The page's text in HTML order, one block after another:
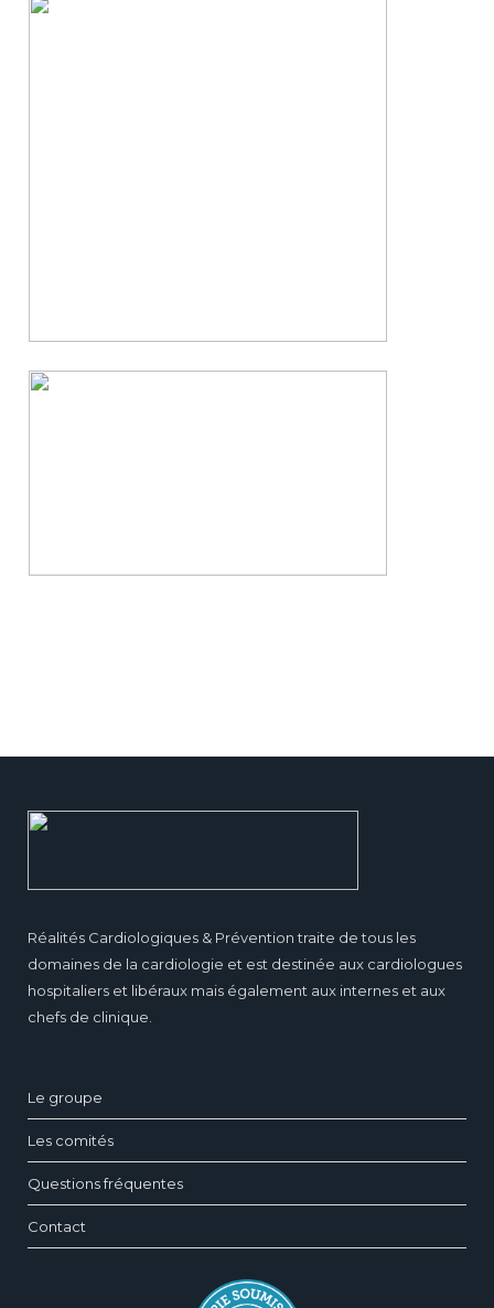
Réalités Cardiologiques & Prévention traite de tous les
domaines de la cardiologie et est destinée aux cardiologues
hospitaliers et libéraux mais également aux internes et aux
chefs de clinique.
Le groupe
Les comités
Questions fréquentes
Contact